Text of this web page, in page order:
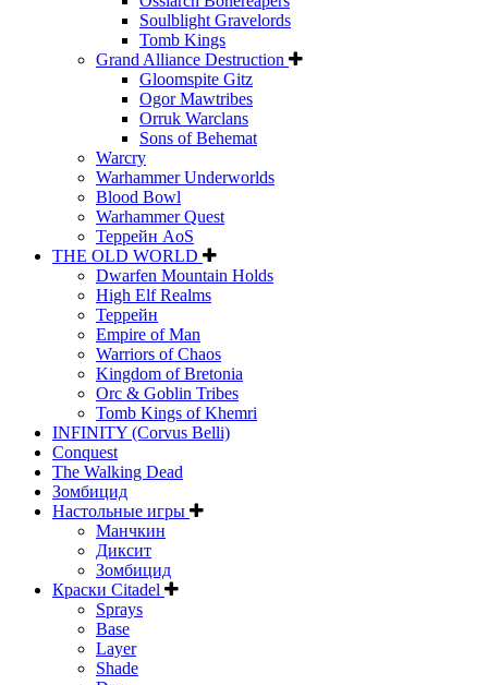
Soulblight Gravelords
Tomb Kings
Grand Alliance Destruction
Gloomspite Gitz
Ogor Mawtribes
Orruk Warclans
Sons of Behemat
Warcry
Warhammer Underworlds
Blood Bowl
Warhammer Quest
Террейн AoS
THE OLD WORLD
Dwarfen Mountain Holds
High Elf Realms
Террейн
Empire of Man
Warriors of Chaos
Kingdom of Bretonia
Orc & Goblin Tribes
Tomb Kings of Khemri
INFINITY (Corvus Belli)
Conquest
The Walking Dead
Зомбицид
Настольные игры
Манчкин
Диксит
Зомбицид
Краски Citadel
Sprays
Base
Layer
Shade